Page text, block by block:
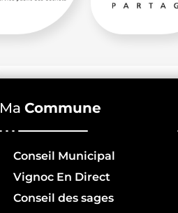
Ma Commune
Conseil Municipal
Vignoc En Direct
Conseil des sages